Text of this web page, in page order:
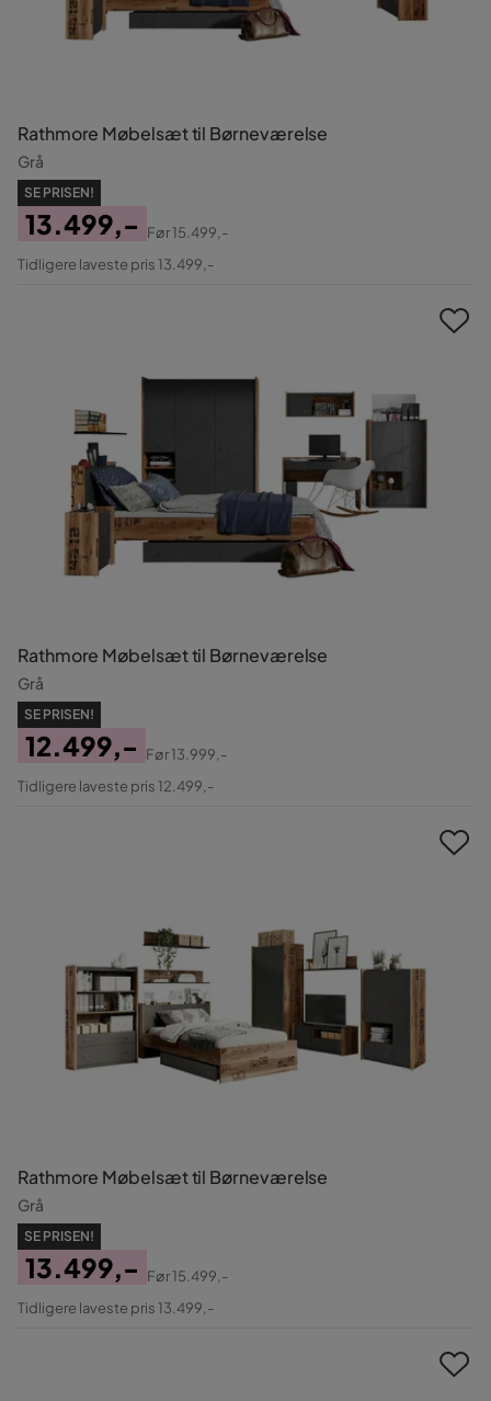
Rathmore Møbelsæt til Børneværelse
Grå
SE PRISEN!
Pris
13.499,-
Original
Før15.499,-
Tidligere laveste pris 13.499,-
Rathmore Møbelsæt til Børneværelse
Grå
SE PRISEN!
Pris
12.499,-
Original
Før13.999,-
Tidligere laveste pris 12.499,-
Rathmore Møbelsæt til Børneværelse
Grå
SE PRISEN!
Pris
13.499,-
Original
Før15.499,-
Tidligere laveste pris 13.499,-